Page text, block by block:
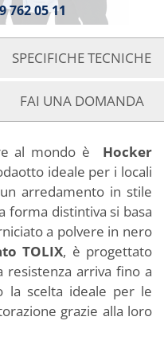
762 05 11
SPECIFICHE TECNICHE
FAI UNA DOMANDA
al mondo è Hocker
ideale per i locali
arredamento in stile
forma distintiva si basa
a polvere in nero
TOLIX, è progettato
resistenza arriva fino a
la scelta ideale per le
grazie alla loro